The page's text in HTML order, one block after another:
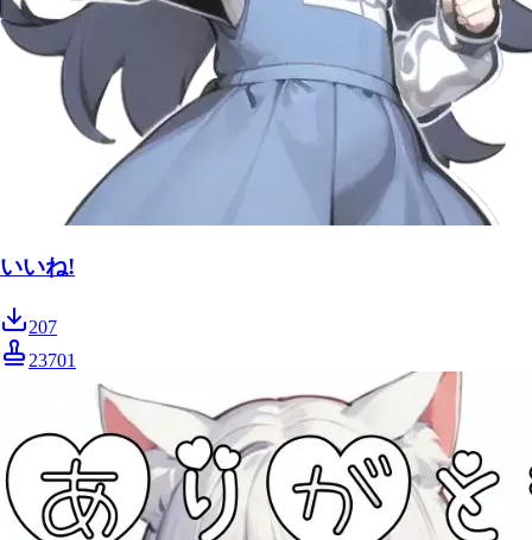
いいね!
207
23701